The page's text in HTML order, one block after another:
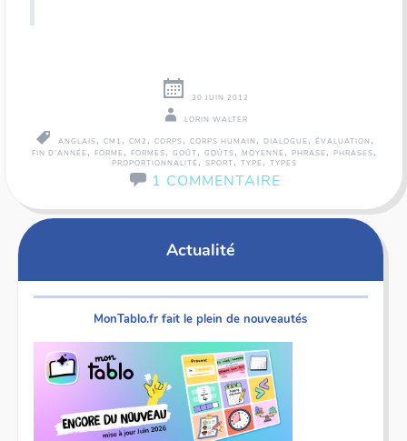
30 JUIN 2012
LORIN WALTER
ANGLAIS, CM1 , CM2 , CORPS, CORPS HUMAIN , DIALOGUE , ÉVALUATION ,
FIN D'ANNÉE , FORME , FORMES, GOÛT, GOÛTS, MOYENNE , PHRASE , PHRASES,
PROPORTIONNALITÉ , SPORT, TYPE , TYPES
1 COMMENTAIRE
Actualité
MonTablo.fr fait le plein de nouveautés